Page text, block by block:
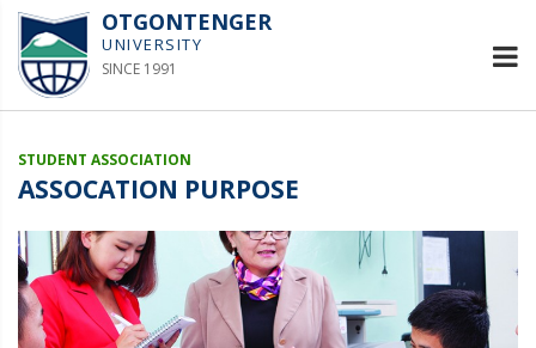
OTGONTENGER
UNIVERSITY
SINCE 1991
STUDENT ASSOCIATION
ASSOCATION PURPOSE